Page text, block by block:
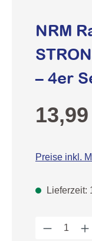
NRM
– 4er
Regulärer
Preise inkl.
Lieferzeit:
Produkt